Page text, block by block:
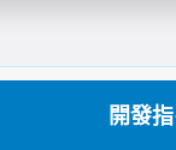
開發